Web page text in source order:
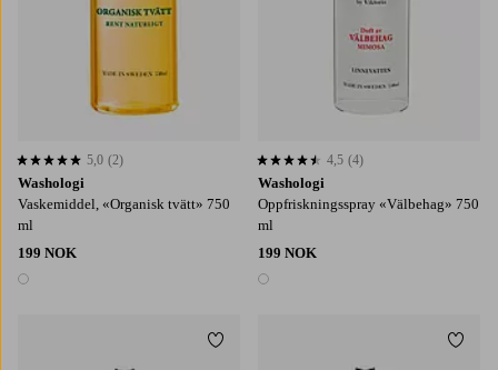
Washologi
Vaskemiddel, «Organisk tvätt» 750
ml
199 NOK
1 farge
5,0 basert på 2 karaktergivninger
5,0 (2)
Washologi
Oppfriskningsspray «Välbehag» 750
ml
199 NOK
1 farge
4,5 basert på 4 karaktergivninger
4,5 (4)
Legg til favoritter